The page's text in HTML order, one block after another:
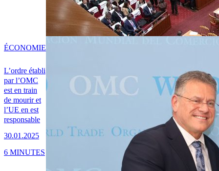
L’ordre établi
par l’OMC
est en train
de mourir et
l’UE en est
responsable
30.01.2025
ÉCONOMIE
6 MINUTES